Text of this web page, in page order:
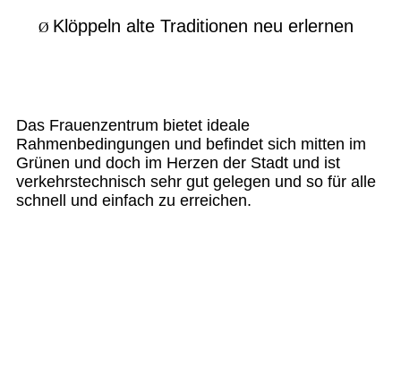
Ø Klöppeln alte Traditionen neu erlernen
Das Frauenzentrum bietet ideale
Rahmenbedingungen und befindet sich mitten im
Grünen und doch im Herzen der Stadt und ist
verkehrstechnisch sehr gut gelegen und so für alle
schnell und einfach zu erreichen.